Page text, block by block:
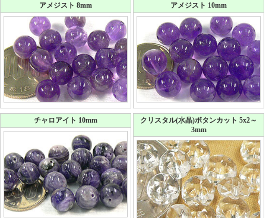
アメジスト 8mm アメジスト 10mm
チャロアイト 10mm
クリスタル(水晶)ボタンカット 5x2～
3mm